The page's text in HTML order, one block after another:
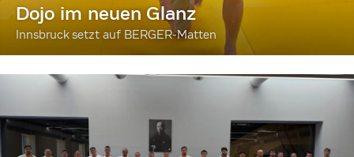
Dojo im neuen Glanz
Innsbruck setzt auf BERGER-Matten